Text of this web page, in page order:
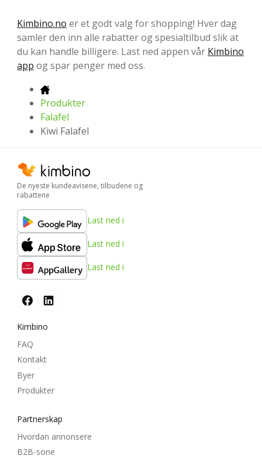
Kimbino.no er et godt valg for shopping! Hver dag
samler den inn alle rabatter og spesialtilbud slik at
du kan handle billigere. Last ned appen vår Kimbino
app og spar penger med oss.
Produkter
Falafel
Kiwi Falafel
De nyeste kundeavisene, tilbudene og
rabattene
Last ned i
Last ned i
Last ned i
Kimbino
FAQ
Kontakt
Byer
Produkter
Partnerskap
Hvordan annonsere
B2B-sone